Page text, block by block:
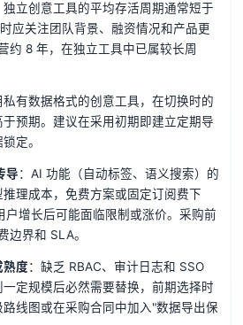
独立创意工具的平均存活周期通常短于
应关注团队背景、融资情况和产品更
约 8 年，在独立工具中已属较长周
私有数据格式的创意工具，在切换时的
预期。建议在采用初期即建立定期导
定。
导：AI 功能（自动标签、语义搜索）的
理成本，免费方案或固定订阅费下
户增长后可能面临限制或涨价。采购前
边界和 SLA。
熟度：缺乏 RBAC、审计日志和 SSO
定规模后必然需要替换，前期选择时
线图或在采购合同中加入"数据导出保